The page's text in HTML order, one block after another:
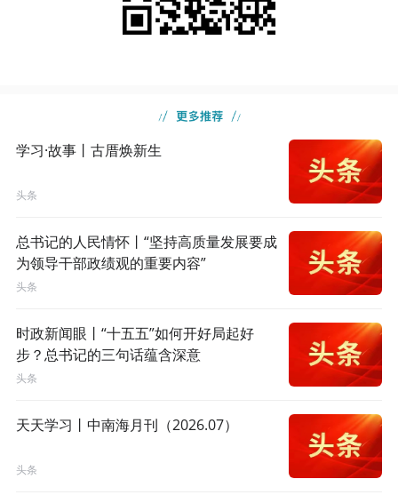
学习·故事丨古厝焕新生
头条
总书记的人民情怀丨“坚持高质量发展要成
为领导干部政绩观的重要内容”
头条
时政新闻眼丨“十五五”如何开好局起好
步？总书记的三句话蕴含深意
头条
天天学习丨中南海月刊（2026.07）
头条